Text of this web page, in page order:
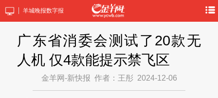
羊城晚报数字报
广东省消委会测试了20款无
人机 仅4款能提示禁飞区
金羊网-新快报 作者：王彤 2024-12-06